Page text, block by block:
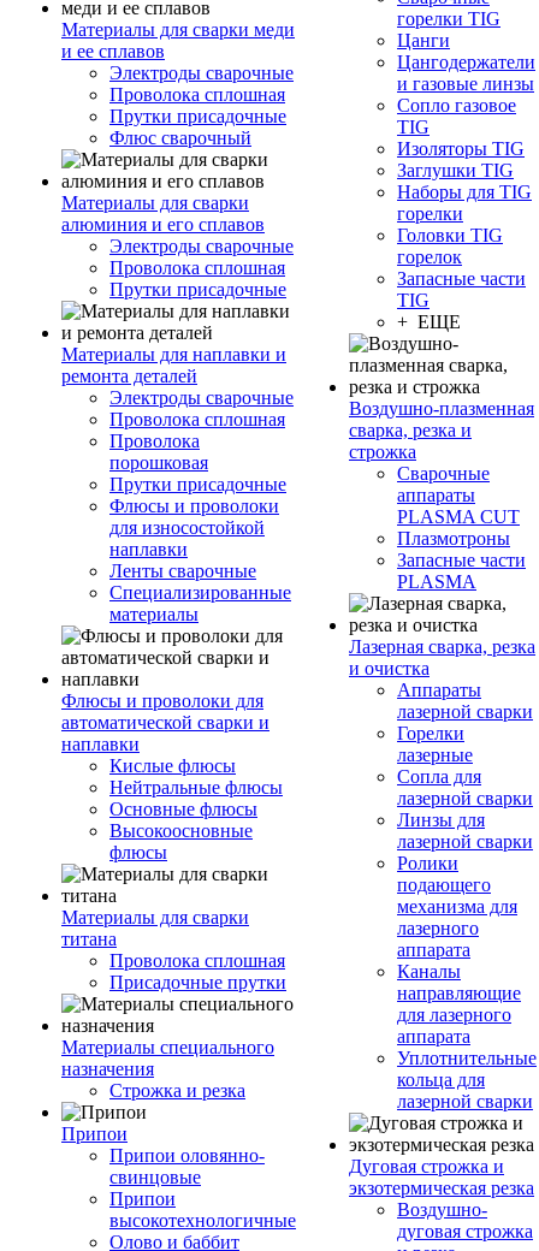
Материалы для сварки меди
и ее сплавов
Электроды сварочные
Проволока сплошная
Прутки присадочные
Флюс сварочный
Материалы для сварки
алюминия и его сплавов
Электроды сварочные
Проволока сплошная
Прутки присадочные
Материалы для наплавки и
ремонта деталей
Электроды сварочные
Проволока сплошная
Проволока
порошковая
Прутки присадочные
Флюсы и проволоки
для износостойкой
наплавки
Ленты сварочные
Специализированные
материалы
Флюсы и проволоки для
автоматической сварки и
наплавки
Кислые флюсы
Нейтральные флюсы
Основные флюсы
Высокоосновные
флюсы
Материалы для сварки
титана
Проволока сплошная
Присадочные прутки
Материалы специального
назначения
Строжка и резка
Припои
Припои оловянно-
свинцовые
Припои
высокотехнологичные
Олово и баббит
горелки TIG
Цанги
Цангодержатели
и газовые линзы
Сопло газовое
TIG
Изоляторы TIG
Заглушки TIG
Наборы для TIG
горелки
Головки TIG
горелок
Запасные части
TIG
+ ЕЩЕ
Воздушно-плазменная
сварка, резка и
строжка
Сварочные
аппараты
PLASMA CUT
Плазмотроны
Запасные части
PLASMA
Лазерная сварка, резка
и очистка
Аппараты
лазерной сварки
Горелки
лазерные
Сопла для
лазерной сварки
Линзы для
лазерной сварки
Ролики
подающего
механизма для
лазерного
аппарата
Каналы
направляющие
для лазерного
аппарата
Уплотнительные
кольца для
лазерной сварки
Дуговая строжка и
экзотермическая резка
Воздушно-
дуговая строжка